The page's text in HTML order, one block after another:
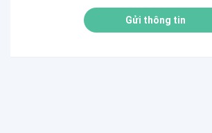
Gửi thông tin